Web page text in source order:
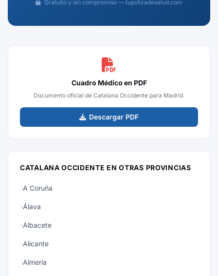
Gratuito y sin compromiso — tupolizadesalud.com
Cuadro Médico en PDF
Documento oficial de Catalana Occidente para Madrid.
Descargar PDF
CATALANA OCCIDENTE EN OTRAS PROVINCIAS
A Coruña
Álava
Albacete
Alicante
Almería